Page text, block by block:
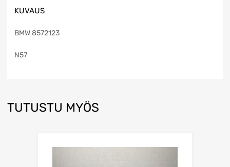
KUVAUS
BMW 8572123
N57
TUTUSTU MYÖS